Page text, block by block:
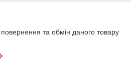
та обмін даного товару